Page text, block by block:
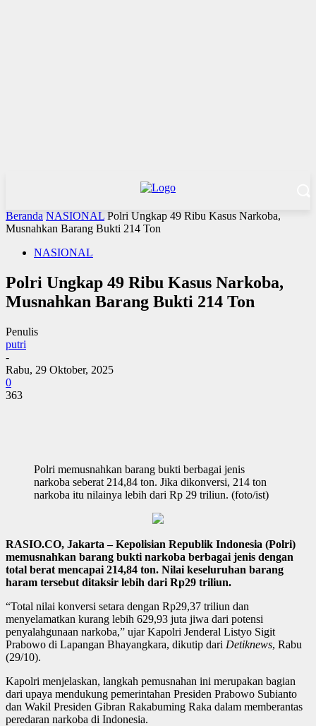
Beranda NASIONAL Polri Ungkap 49 Ribu Kasus Narkoba,
Musnahkan Barang Bukti 214 Ton
NASIONAL
Polri Ungkap 49 Ribu Kasus Narkoba,
Musnahkan Barang Bukti 214 Ton
Penulis
putri
-
Rabu, 29 Oktober, 2025
0
363
Polri memusnahkan barang bukti berbagai jenis
narkoba seberat 214,84 ton. Jika dikonversi, 214 ton
narkoba itu nilainya lebih dari Rp 29 triliun. (foto/ist)
RASIO.CO, Jakarta – Kepolisian Republik Indonesia (Polri)
memusnahkan barang bukti narkoba berbagai jenis dengan
total berat mencapai 214,84 ton. Nilai keseluruhan barang
haram tersebut ditaksir lebih dari Rp29 triliun.
“Total nilai konversi setara dengan Rp29,37 triliun dan
menyelamatkan kurang lebih 629,93 juta jiwa dari potensi
penyalahgunaan narkoba,” ujar Kapolri Jenderal Listyo Sigit
Prabowo di Lapangan Bhayangkara, dikutip dari Detiknews, Rabu
(29/10).
Kapolri menjelaskan, langkah pemusnahan ini merupakan bagian
dari upaya mendukung pemerintahan Presiden Prabowo Subianto
dan Wakil Presiden Gibran Rakabuming Raka dalam memberantas
peredaran narkoba di Indonesia.